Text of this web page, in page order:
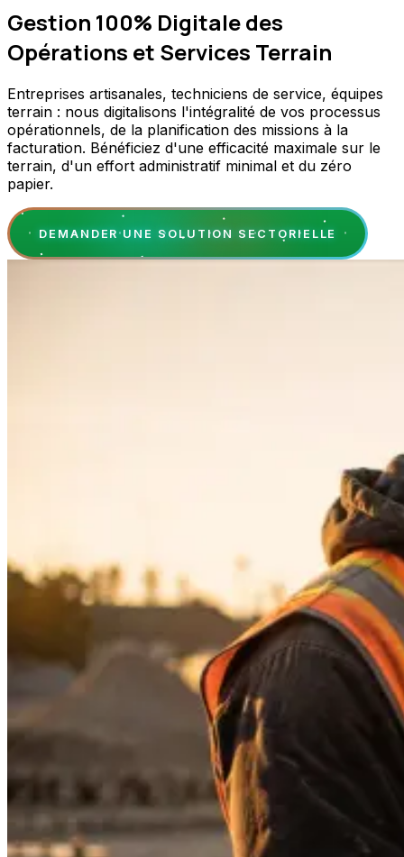
Gestion 100% Digitale des
Opérations et Services Terrain
Entreprises artisanales, techniciens de service, équipes
terrain : nous digitalisons l'intégralité de vos processus
opérationnels, de la planification des missions à la
facturation. Bénéficiez d'une efficacité maximale sur le
terrain, d'un effort administratif minimal et du zéro
papier.
DEMANDER UNE SOLUTION SECTORIELLE